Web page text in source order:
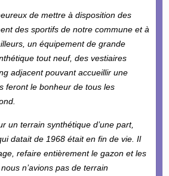
de mettre à disposition des
des sportifs de notre commune et à
un équipement de grande
tout neuf, des vestiaires
adjacent pouvant accueillir une
feront le bonheur de tous les
un terrain synthétique d’une part,
datait de 1968 était en fin de vie. Il
refaire entièrement le gazon et les
n’avions pas de terrain